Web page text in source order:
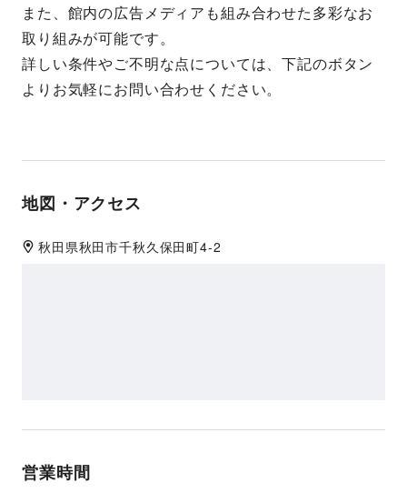
また、館内の広告メディアも組み合わせた多彩なお
取り組みが可能です。
詳しい条件やご不明な点については、下記のボタン
よりお気軽にお問い合わせください。
地図・アクセス
秋田県秋田市千秋久保田町4-2
営業時間